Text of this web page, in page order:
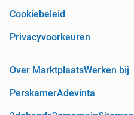
Cookiebeleid
Privacyvoorkeuren
Over MarktplaatsWerken bij
PerskamerAdevinta